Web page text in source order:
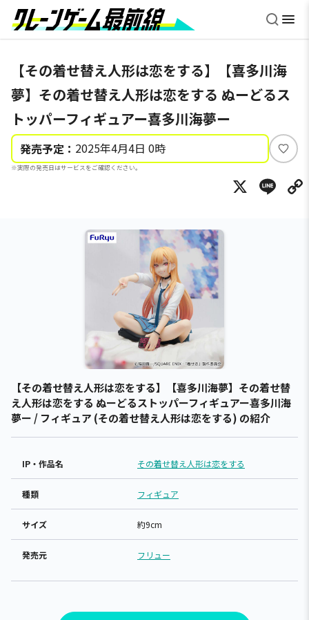
【その着せ替え人形は恋をする】【喜多川海
夢】その着せ替え人形は恋をする ぬーどるス
トッパーフィギュアー喜多川海夢ー
発売予定： 2025年4月4日 0時
※実際の発売日はサービスをご確認ください。
い
ね
X
【その着せ替え人形は恋をする】【喜多川海夢】その着せ替
え人形は恋をする ぬーどるストッパーフィギュアー喜多川海
夢ー / フィギュア (その着せ替え人形は恋をする) の紹介
IP・作品名 その着せ替え人形は恋をする
種類 フィギュア
サイズ 約9cm
発売元 フリュー